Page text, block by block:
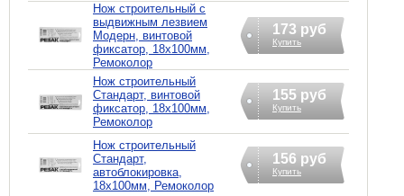
Нож строительный с
выдвижным лезвием
Модерн, винтовой
фиксатор, 18х100мм,
Ремоколор
173 руб
Купить
Нож строительный
Стандарт, винтовой
фиксатор, 18х100мм,
Ремоколор
155 руб
Купить
Нож строительный
Стандарт,
автоблокировка,
18х100мм, Ремоколор
156 руб
Купить